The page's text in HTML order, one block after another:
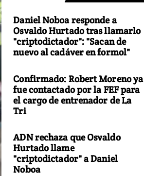
Daniel Noboa responde a
Osvaldo Hurtado tras llamarlo
"criptodictador": "Sacan de
nuevo al cadáver en formol"
Confirmado: Robert Moreno ya
fue contactado por la FEF para
el cargo de entrenador de La
Tri
ADN rechaza que Osvaldo
Hurtado llame
"criptodictador" a Daniel
Noboa